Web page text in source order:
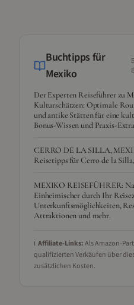
Buchtipps für
Mexiko
Der Experten Reiseführer zu
Kulturschätzen: Optimale
und antike Stätten für eine
Bonus-Wissen und Praxis-
CERRO DE LA SILLA,
Reisetipps für Cerro de la
MEXIKO REISEFÜHRER:
Einheimischer durch Ihr
Unterkunftsmöglichkeiten,
Attraktionen und mehr.
ℹ️ Affiliate-Links:Als Amazon-
qualifizierten Verkäufen über
zusätzlichen Kosten.